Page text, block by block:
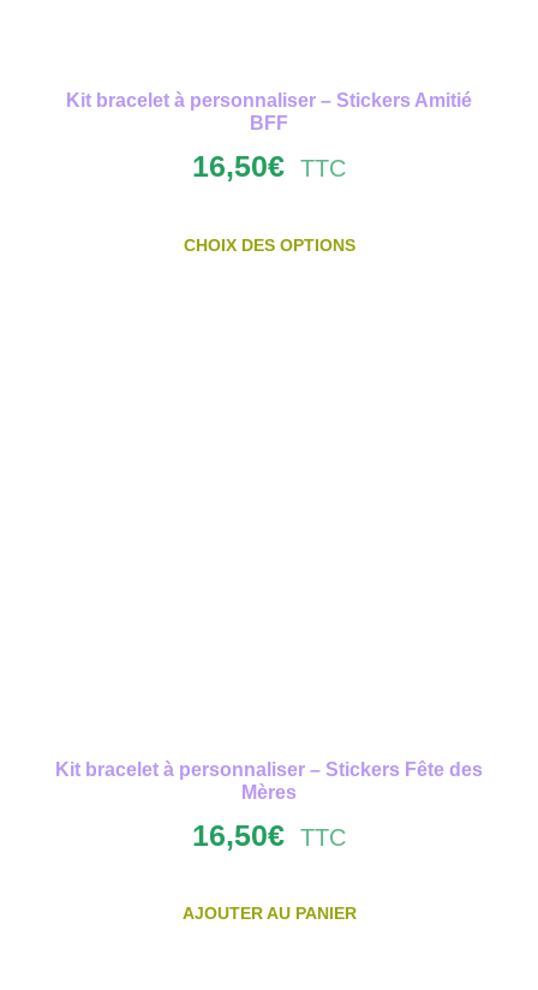
Kit bracelet à personnaliser – Stickers Amitié
BFF
16,50€ TTC
CHOIX DES OPTIONS
Kit bracelet à personnaliser – Stickers Fête des
Mères
16,50€ TTC
AJOUTER AU PANIER